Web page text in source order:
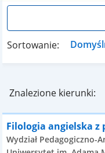
Sortowanie:
Znalezione kierunki:
Filologia angielska z
Wydział Pedagogiczno-